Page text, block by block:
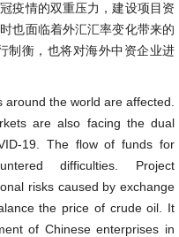
疫情的双重压力，建设项目资
也面临着外汇汇率变化带来的
制衡，也将对海外中资企业进
the world are affected.
are also facing the dual
19. The flow of funds for
difficulties. Project
risks caused by exchange
the price of crude oil. It
of Chinese enterprises in